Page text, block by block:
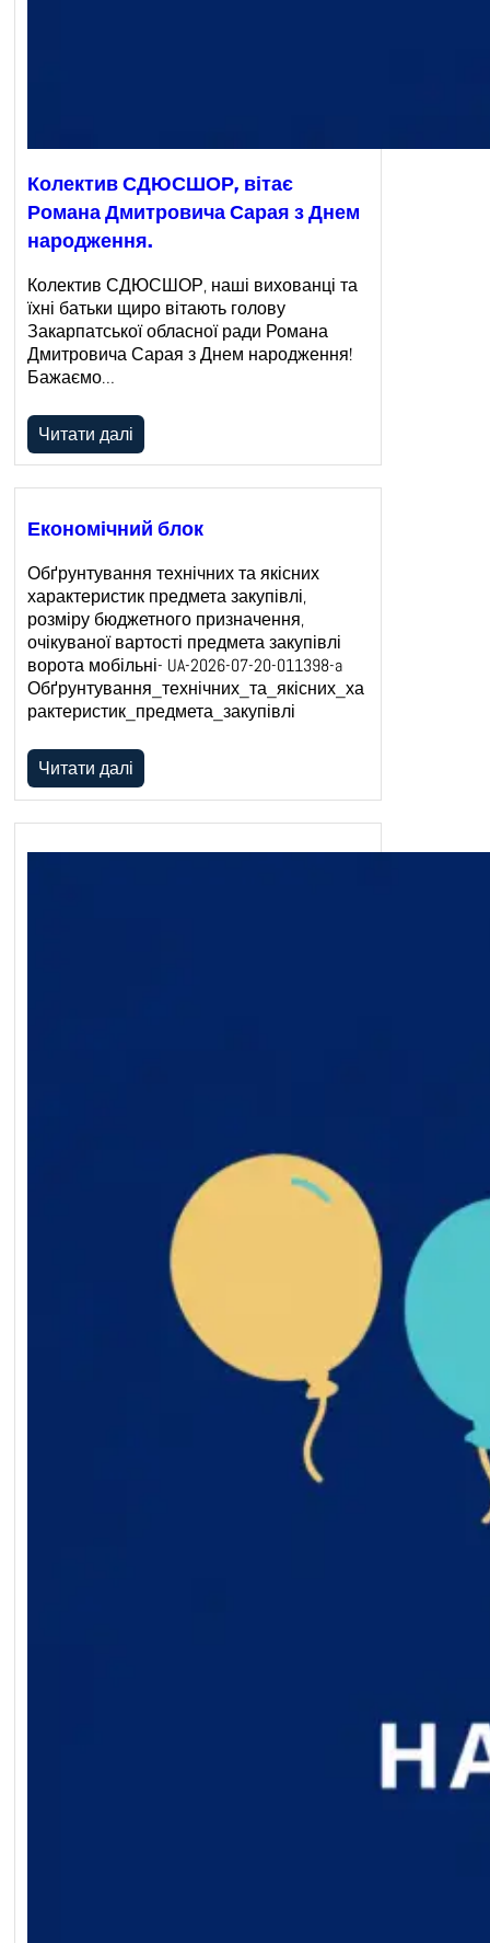
Колектив СДЮСШОР, вітає
Романа Дмитровича Сарая з Днем
народження.
Колектив СДЮСШОР, наші вихованці та
їхні батьки щиро вітають голову
Закарпатської обласної ради Романа
Дмитровича Сарая з Днем народження!
Бажаємо…
Читати далі
Економічний блок
Обґрунтування технічних та якісних
характеристик предмета закупівлі,
розміру бюджетного призначення,
очікуваної вартості предмета закупівлі
ворота мобільні- UA-2026-07-20-011398-a
Обґрунтування_технічних_та_якісних_ха
рактеристик_предмета_закупівлі
Читати далі